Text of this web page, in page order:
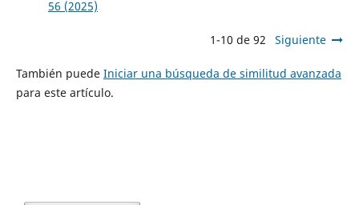
56 (2025)
1-10 de 92 Siguiente
También puede Iniciar una búsqueda de similitud avanzada
para este artículo.